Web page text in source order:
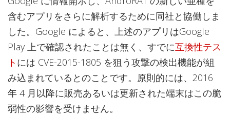
含むアプリをさらに解析するために同社と協働しま
した。Google によると、上述のアプリはGoogle
Play 上で確認されたことは無く、すでに互換性テス
ト には CVE-2015-1805 を狙う攻撃の検出機能が組
み込まれているとのことです。原則的には、2016
年 4 月以降に販売あるいは更新された端末はこの脆
弱性の影響を受けません。